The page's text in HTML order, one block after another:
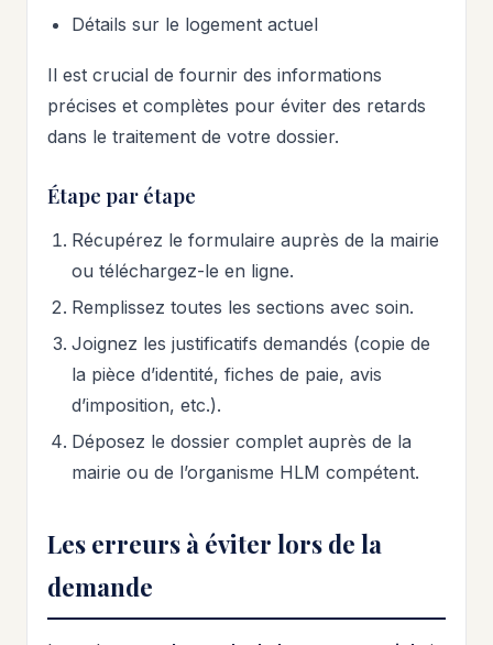
Détails sur le logement actuel
Il est crucial de fournir des informations
précises et complètes pour éviter des retards
dans le traitement de votre dossier.
Étape par étape
Récupérez le formulaire auprès de la mairie
ou téléchargez-le en ligne.
Remplissez toutes les sections avec soin.
Joignez les justificatifs demandés (copie de
la pièce d’identité, fiches de paie, avis
d’imposition, etc.).
Déposez le dossier complet auprès de la
mairie ou de l’organisme HLM compétent.
Les erreurs à éviter lors de la
demande